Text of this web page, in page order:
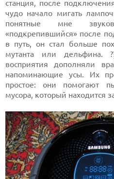
станция, после
чудо начало мигать
понятные мне
«подкрепившийся» после
в путь, он стал больше
мутанта или дельфина. ?
восприятия дополняли
напоминающие усы. Их
простое: они помогают
мусора, который находится